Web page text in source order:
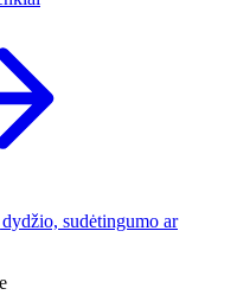
sudėtingumo ar